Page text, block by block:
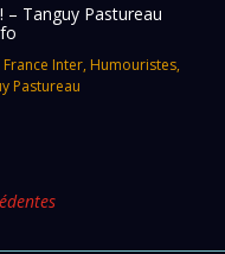
– Tanguy Pastureau
France Inter, Humouristes,
Pastureau